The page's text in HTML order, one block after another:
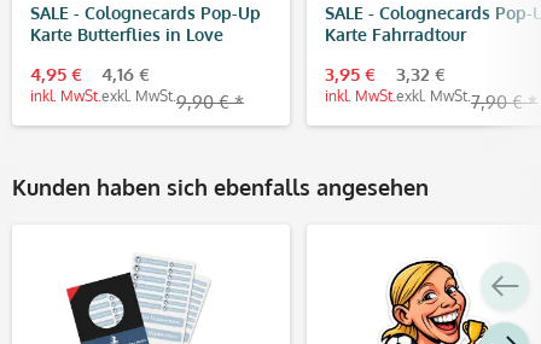
SALE - Colognecards Pop-Up
Karte Butterflies in Love
4,95 €
inkl. MwSt.
4,16 €
exkl. MwSt. 9,90 € *
SALE - Colognecards Pop-
Karte Fahrradtour
3,95 €
inkl. MwSt.
3,32 €
exkl. MwSt. 7,90 € *
Kunden haben sich ebenfalls angesehen